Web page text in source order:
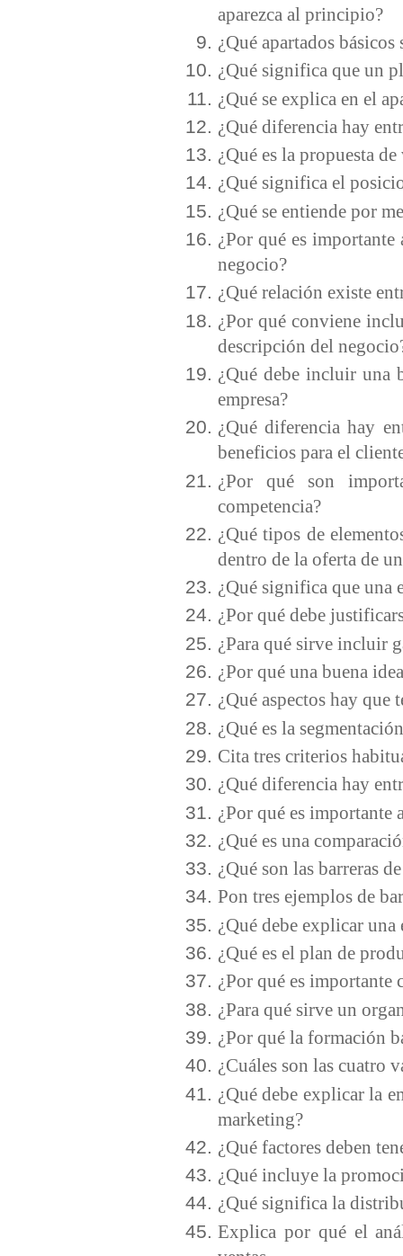
aparezca al principio?
¿Qué apartados
¿Qué significa que un
¿Qué se explica en el
¿Qué diferencia hay
¿Qué es la propuesta
¿Qué significa el
¿Qué se entiende por
¿Por qué es importante
negocio?
¿Qué relación existe
¿Por qué conviene
descripción del
¿Qué debe incluir una
empresa?
¿Qué diferencia hay
beneficios para el
¿Por qué son
competencia?
¿Qué tipos de
dentro de la oferta de
¿Qué significa que una
¿Por qué debe
¿Para qué sirve incluir
¿Por qué una buena
¿Qué aspectos hay
¿Qué es la
Cita tres criterios
¿Qué diferencia hay
¿Por qué es importante
¿Qué es una
¿Qué son las barreras
Pon tres ejemplos de
¿Qué debe explicar una
¿Qué es el plan de
¿Por qué es importante
¿Para qué sirve un
¿Por qué la formación
¿Cuáles son las cuatro
¿Qué debe explicar la
marketing?
¿Qué factores deben
¿Qué incluye la
¿Qué significa la
Explica por qué el